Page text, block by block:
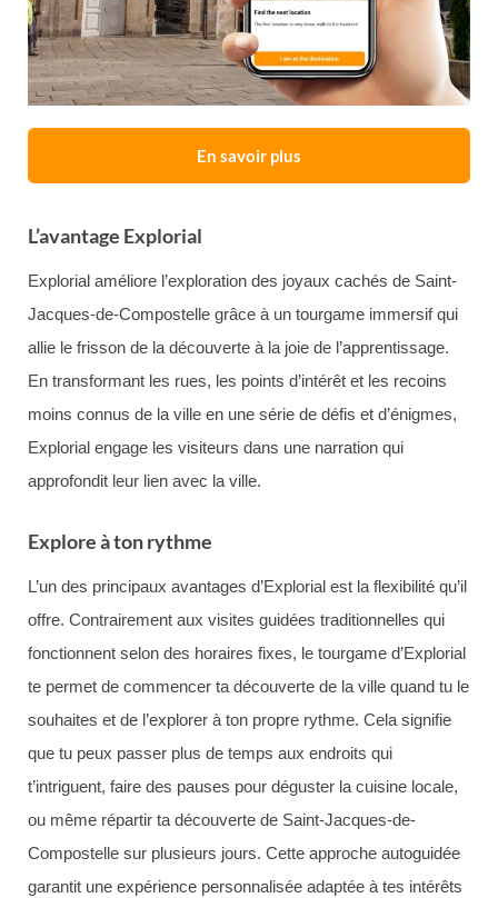
En savoir plus
L’avantage Explorial
Explorial améliore l’exploration des joyaux cachés de Saint-
Jacques-de-Compostelle grâce à un tourgame immersif qui
allie le frisson de la découverte à la joie de l’apprentissage.
En transformant les rues, les points d’intérêt et les recoins
moins connus de la ville en une série de défis et d’énigmes,
Explorial engage les visiteurs dans une narration qui
approfondit leur lien avec la ville.
Explore à ton rythme
L’un des principaux avantages d’Explorial est la flexibilité qu’il
offre. Contrairement aux visites guidées traditionnelles qui
fonctionnent selon des horaires fixes, le tourgame d’Explorial
te permet de commencer ta découverte de la ville quand tu le
souhaites et de l’explorer à ton propre rythme. Cela signifie
que tu peux passer plus de temps aux endroits qui
t’intriguent, faire des pauses pour déguster la cuisine locale,
ou même répartir ta découverte de Saint-Jacques-de-
Compostelle sur plusieurs jours. Cette approche autoguidée
garantit une expérience personnalisée adaptée à tes intérêts